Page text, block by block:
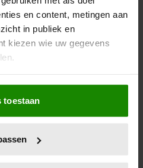
en content, metingen aan
in publiek en
kiezen wie uw gegevens
ook graag:
over uw geografische
meter nauwkeurig kan zijn
eigenschappen (fingerprinting)
toestaan